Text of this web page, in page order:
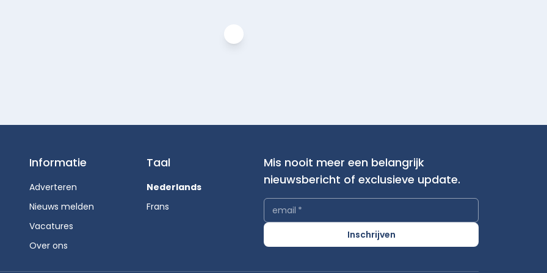
Informatie
Adverteren
Nieuws melden
Vacatures
Over ons
Taal
Nederlands
Frans
Mis nooit meer een belangrijk
nieuwsbericht of exclusieve update.
email *
Inschrijven